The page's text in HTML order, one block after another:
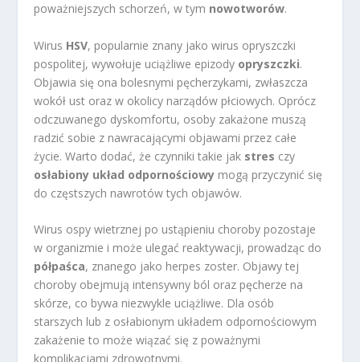
poważniejszych schorzeń, w tym nowotworów.
Wirus HSV, popularnie znany jako wirus opryszczki
pospolitej, wywołuje uciążliwe epizody opryszczki.
Objawia się ona bolesnymi pęcherzykami, zwłaszcza
wokół ust oraz w okolicy narządów płciowych. Oprócz
odczuwanego dyskomfortu, osoby zakażone muszą
radzić sobie z nawracającymi objawami przez całe
życie. Warto dodać, że czynniki takie jak stres czy
osłabiony układ odpornościowy mogą przyczynić się
do częstszych nawrotów tych objawów.
Wirus ospy wietrznej po ustąpieniu choroby pozostaje
w organizmie i może ulegać reaktywacji, prowadząc do
półpaśca, znanego jako herpes zoster. Objawy tej
choroby obejmują intensywny ból oraz pęcherze na
skórze, co bywa niezwykle uciążliwe. Dla osób
starszych lub z osłabionym układem odpornościowym
zakażenie to może wiązać się z poważnymi
komplikacjami zdrowotnymi.